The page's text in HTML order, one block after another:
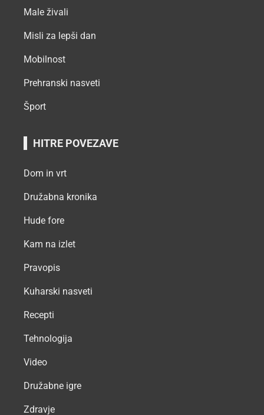
Male živali
Misli za lepši dan
Mobilnost
Prehranski nasveti
Šport
HITRE POVEZAVE
Dom in vrt
Družabna kronika
Hude fore
Kam na izlet
Pravopis
Kuharski nasveti
Recepti
Tehnologija
Video
Družabne igre
Zdravje